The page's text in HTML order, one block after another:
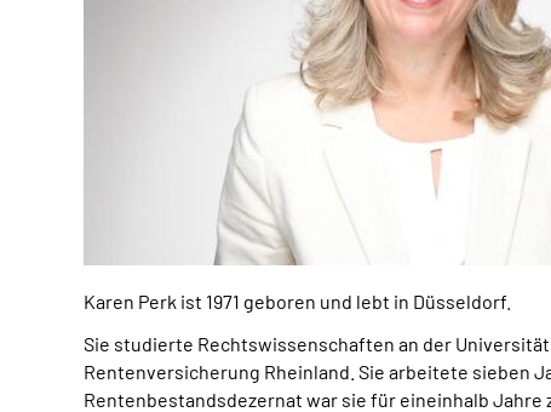
Karen Perk ist 1971 geboren und lebt in Düsseldorf.
Sie studierte Rechtswissenschaften an der Universität
Rentenversicherung Rheinland. Sie arbeitete sieben
Rentenbestandsdezernat war sie für eineinhalb Jahre